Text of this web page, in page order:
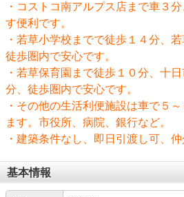
・コストコ南アルプス店まで車３
す便利です。
・若草小学校までで徒歩１４分、
徒歩圏内で安心です。
・若草保育園まで徒歩１０分、十
分、徒歩圏内で安心です。
・その他の生活利便施設は車で５
ます。市役所、病院、銀行など。
・建築条件なし、即日引渡し可、
基本情報